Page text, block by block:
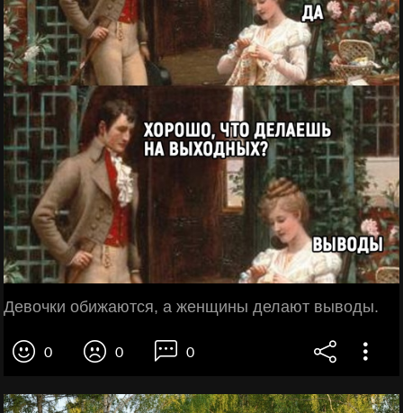
Девочки обижаются, а женщины делают выводы.
0 0 0